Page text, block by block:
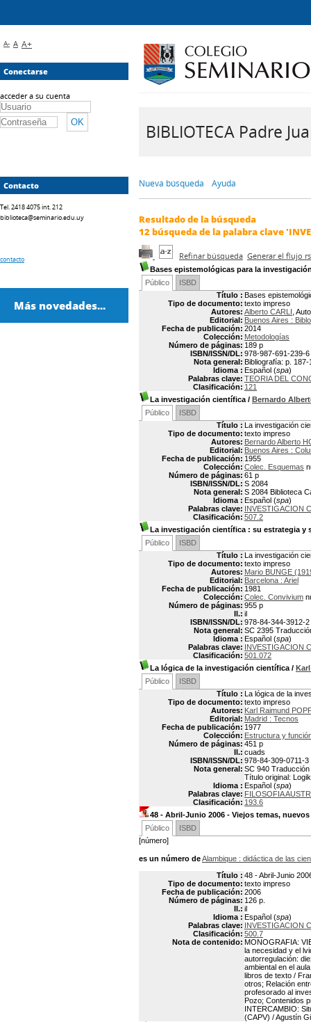
BIBLIOTECA Padre
Nueva búsqueda Ayuda
Resultado de la búsqueda
12búsqueda de la palabra clave
Refinar búsqueda Generar el flujo
Bases epistemológicas para la
Público
ISBD
Título : Bases
Tipo de documento: texto impreso
Autores: Alberto CARLI ,
Editorial: Buenos Aires :
Fecha de publicación: 2014
Colección: Metodologías
Número de páginas: 189 p
ISBN/ISSN/DL: 978-987-691-239-6
Nota general: Bibliografía: p. 187-
Idioma : Español (spa)
Palabras clave: TEORIA DEL
Clasificación: 121
La investigación científica / Bernardo
Público
ISBD
Título : La investigación
Tipo de documento: texto impreso
Autores: Bernardo Alberto
Editorial: Buenos Aires :
Fecha de publicación: 1955
Colección: Colec. Esquemas
Número de páginas: 61 p
ISBN/ISSN/DL: S 2084
Nota general: S 2084 Biblioteca
Idioma : Español (spa)
Palabras clave: INVESTIGACION
Clasificación: 507.2
La investigación científica : su estrategia y
Público
ISBD
Título : La investigación
Tipo de documento: texto impreso
Autores: Mario BUNGE
Editorial: Barcelona : Ariel
Fecha de publicación: 1981
Colección: Colec. Convivium
Número de páginas: 955 p
Il.: il
ISBN/ISSN/DL: 978-84-344-3912-2
Nota general: SC 2395
Idioma : Español (spa)
Palabras clave: INVESTIGACION
Clasificación: 501.072
La lógica de la investigación científica /
Público
ISBD
Título : La lógica de la
Tipo de documento: texto impreso
Autores: Karl Raimund
Editorial: Madrid : Tecnos
Fecha de publicación: 1977
Colección: Estructura y
Número de páginas: 451 p
Il.: cuads
ISBN/ISSN/DL: 978-84-309-0711-3
Nota general: SC 940
Título original:
Idioma : Español (spa)
Palabras clave: FILOSOFIA
Clasificación: 193.6
48 - Abril-Junio 2006 - Viejos temas,
Público
ISBD
[número]
es un número deAlambique : didáctica de las
Título : 48 - Abril-Junio
Tipo de documento: texto impreso
Fecha de publicación: 2006
Número de páginas: 126 p.
Il.: il
Idioma : Español (spa)
Palabras clave: INVESTIGACION
Clasificación: 500.7
Nota de contenido: MONOGRAFIA:
la necesidad y el
autorregulación:
ambiental en el
libros de texto /
otros; Relación
profesorado al
Pozo; Contenidos
INTERCAMBIO:
(CAPV) / Agustín
A- A A+
Conectarse
acceder a su cuenta
Contacto
Tel. 2418 4075 int. 212
biblioteca@seminario.edu.uy
contacto
Más novedades...